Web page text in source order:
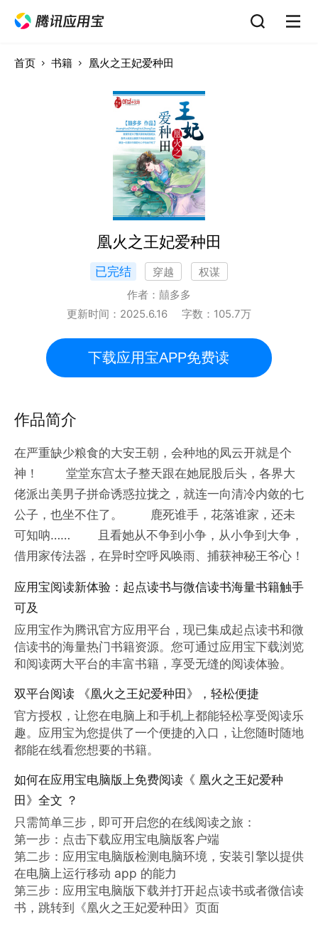
首页 书籍 凰火之王妃爱种田
凰火之王妃爱种田
已完结 穿越
权谋
作者： 囍多多
更新时间： 2025.6.16 字数： 105.7万
下载应用宝APP免费读
作品简介
在严重缺少粮食的大安王朝，会种地的凤云开就是个
神！ 堂堂东宫太子整天跟在她屁股后头，各界大
佬派出美男子拼命诱惑拉拢之，就连一向清冷内敛的七
公子，也坐不住了。 鹿死谁手，花落谁家，还未
可知呐…… 且看她从不争到小争，从小争到大争，
借用家传法器，在异时空呼风唤雨、捕获神秘王爷心！
应用宝阅读新体验：起点读书与微信读书海量书籍触手
可及
应用宝作为腾讯官方应用平台，现已集成起点读书和微
信读书的海量热门书籍资源。您可通过应用宝下载浏览
和阅读两大平台的丰富书籍，享受无缝的阅读体验。
双平台阅读 《凰火之王妃爱种田》，轻松便捷
官方授权，让您在电脑上和手机上都能轻松享受阅读乐
趣。应用宝为您提供了一个便捷的入口，让您随时随地
都能在线看您想要的书籍。
如何在应用宝电脑版上免费阅读《 凰火之王妃爱种
田》全文 ？
只需简单三步，即可开启您的在线阅读之旅：
第一步：点击下载应用宝电脑版客户端
第二步：应用宝电脑版检测电脑环境，安装引擎以提供
在电脑上运行移动 app 的能力
第三步：应用宝电脑版下载并打开起点读书或者微信读
书，跳转到《凰火之王妃爱种田》页面